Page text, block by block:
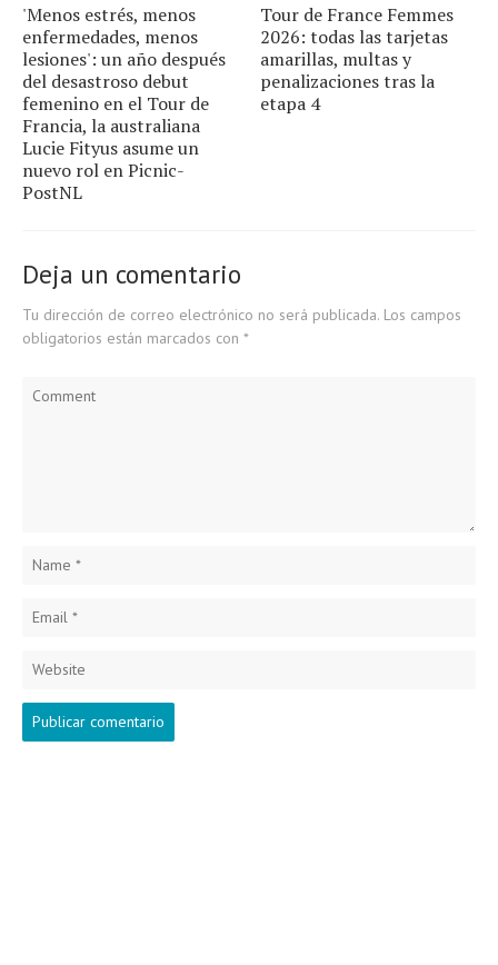
'Menos estrés, menos
enfermedades, menos
lesiones': un año después
del desastroso debut
femenino en el Tour de
Francia, la australiana
Lucie Fityus asume un
nuevo rol en Picnic-
PostNL
Tour de France Femmes
2026: todas las tarjetas
amarillas, multas y
penalizaciones tras la
etapa 4
Deja un comentario
Tu dirección de correo electrónico no será publicada. Los campos
obligatorios están marcados con *